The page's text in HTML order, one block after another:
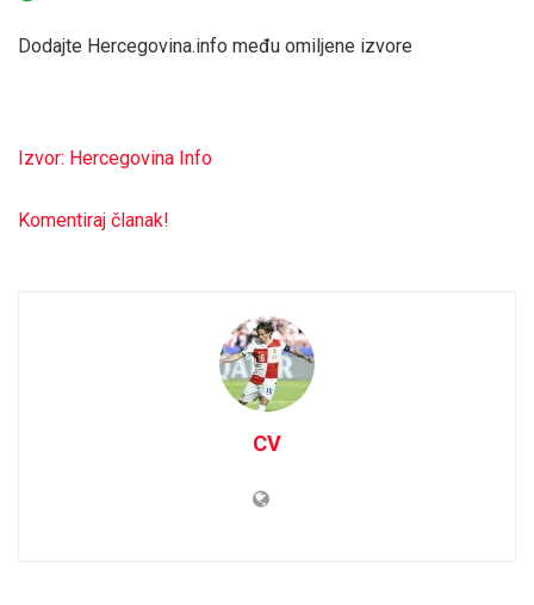
Dodajte Hercegovina.info među omiljene izvore
Izvor: Hercegovina Info
Komentiraj članak!
CV